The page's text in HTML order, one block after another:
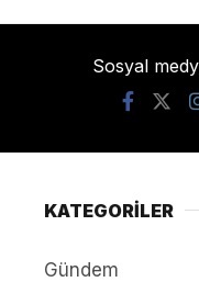
Sosyal
KATEGORİLER
Gündem